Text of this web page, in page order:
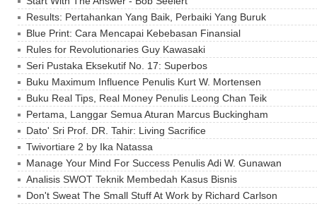
Results: Pertahankan Yang Baik, Perbaiki Yang Buruk
Blue Print: Cara Mencapai Kebebasan Finansial
Rules for Revolutionaries Guy Kawasaki
Seri Pustaka Eksekutif No. 17: Superbos
Buku Maximum Influence Penulis Kurt W. Mortensen
Buku Real Tips, Real Money Penulis Leong Chan Teik
Pertama, Langgar Semua Aturan Marcus Buckingham
Dato' Sri Prof. DR. Tahir: Living Sacrifice
Twivortiare 2 by Ika Natassa
Manage Your Mind For Success Penulis Adi W. Gunawan
Analisis SWOT Teknik Membedah Kasus Bisnis
Don't Sweat The Small Stuff At Work by Richard Carlson